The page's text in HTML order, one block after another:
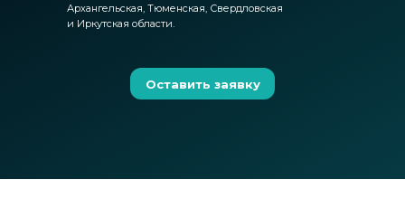
Оставить заявку
Архангельская, Тюменская, Свердловская
и Иркутская области.